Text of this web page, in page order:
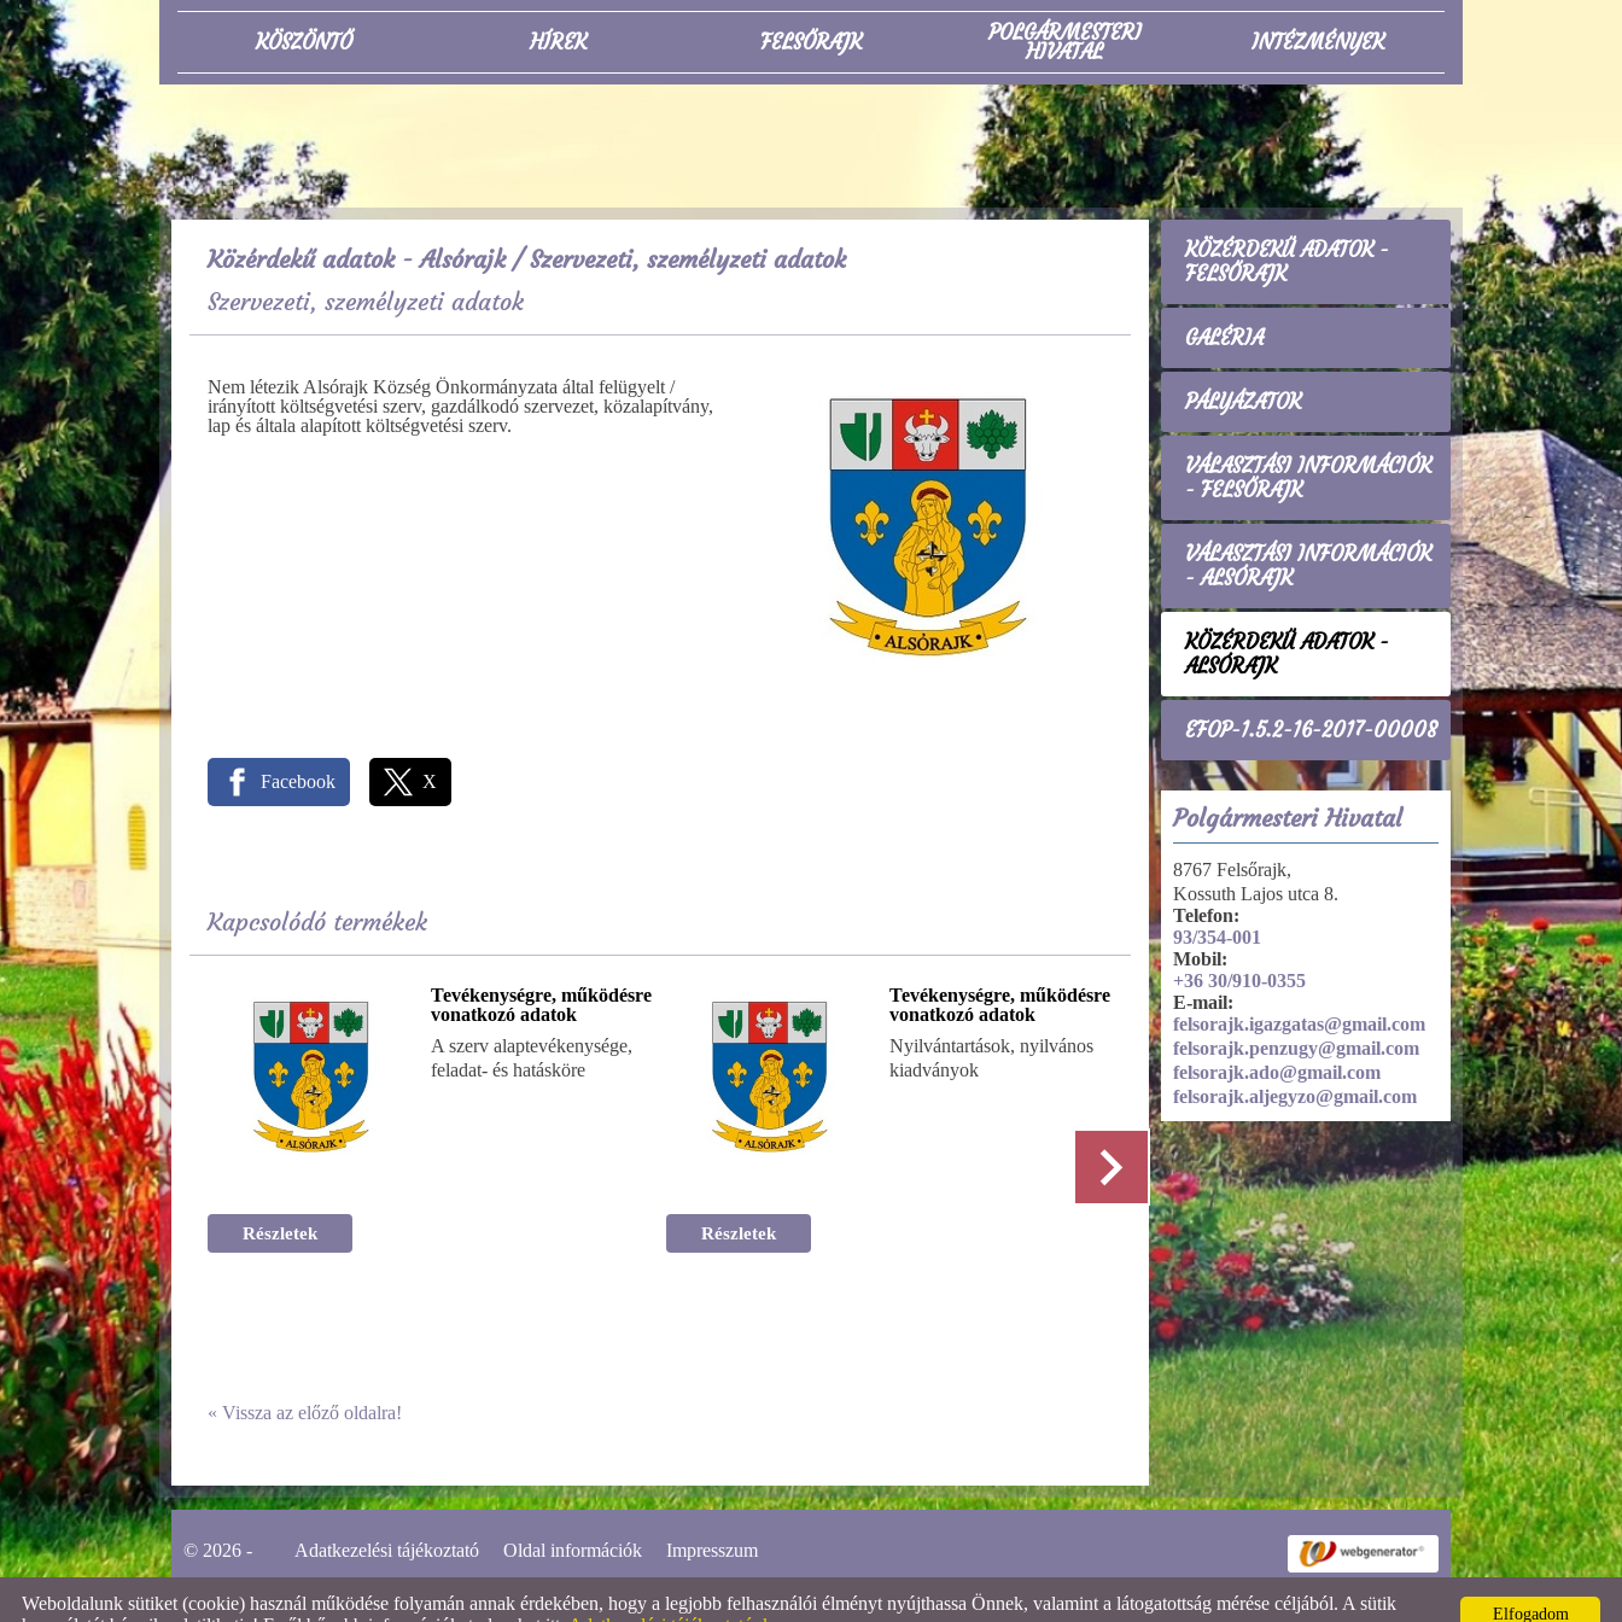
KÖSZÖNTŐ HÍREK FELSŐRAJK POLGÁRMESTERI
HIVATAL INTÉZMÉNYEK
Közérdekű adatok - Alsórajk/ Szervezeti, személyzeti adatok
Szervezeti, személyzeti adatok
Nem létezik Alsórajk Község Önkormányzata által felügyelt /
irányított költségvetési szerv, gazdálkodó szervezet, közalapítvány,
lap és általa alapított költségvetési szerv.
Facebook X
Kapcsolódó termékek
Tevékenységre, működésre
vonatkozó adatok
A szerv alaptevékenysége,
feladat- és hatásköre
Részletek
Tevékenységre, működésre
vonatkozó adatok
Nyilvántartások, nyilvános
kiadványok
Részletek
Tevékenységre, működésre
vonatkozó adatok
Közszolgáltatások
Részletek
« Vissza az előző oldalra!
KÖZÉRDEKŰ ADATOK -
FELSŐRAJK
GALÉRIA
PÁLYÁZATOK
VÁLASZTÁSI INFORMÁCIÓK
- FELSŐRAJK
VÁLASZTÁSI INFORMÁCIÓK
- ALSÓRAJK
KÖZÉRDEKŰ ADATOK -
ALSÓRAJK
EFOP-1.5.2-16-2017-00008
Polgármesteri Hivatal
8767 Felsőrajk,
Kossuth Lajos utca 8.
Telefon:
93/354-001
Mobil:
+36 30/910-0355
E-mail:
felsorajk.igazgatas@gmail.com
felsorajk.penzugy@gmail.com
felsorajk.ado@gmail.com
felsorajk.aljegyzo@gmail.com
© 2026 - Adatkezelési tájékoztató Oldal információk Impresszum
Elfogadom
Weboldalunk sütiket (cookie) használ működése folyamán annak érdekében, hogy a legjobb felhasználói élményt nyújthassa Önnek, valamint a látogatottság mérése céljából. A sütik